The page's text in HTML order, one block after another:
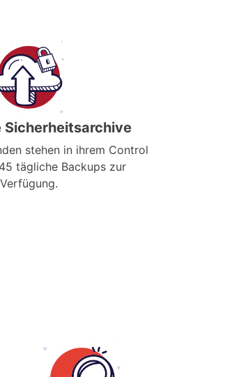
Sicherheitsarchive
stehen in ihrem Control
tägliche Backups zur
Verfügung.